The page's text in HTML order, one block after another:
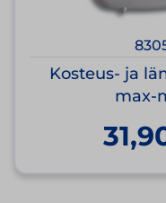
Kosteus- ja
max-